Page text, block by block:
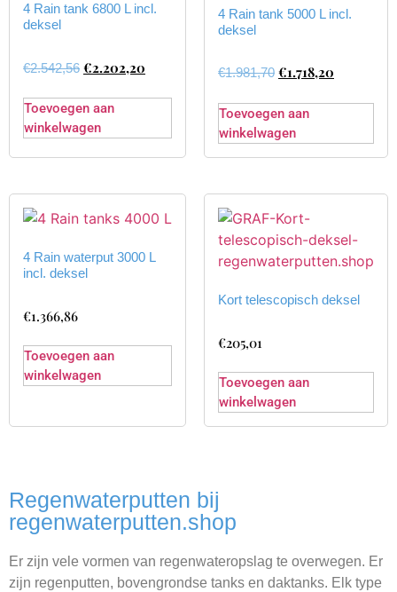
4 Rain tank 6800 L incl.
deksel
€2.542,56 €2.202,20
Toevoegen aan
winkelwagen
4 Rain tank 5000 L incl.
deksel
€1.981,70 €1.718,20
Toevoegen aan
winkelwagen
4 Rain waterput 3000 L
incl. deksel
€1.366,86
Toevoegen aan
winkelwagen
Kort telescopisch deksel
€205,01
Toevoegen aan
winkelwagen
Regenwaterputten bij
regenwaterputten.shop
Er zijn vele vormen van regenwateropslag te overwegen. Er
zijn regenputten, bovengrondse tanks en daktanks. Elk type